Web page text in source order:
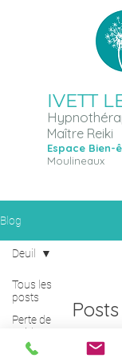
IVETT
Maître Reiki
Espace Bien-
Moulineaux
Blog
Tous les
posts
Perte de
poids
Gestion
Deuil
Découvrez